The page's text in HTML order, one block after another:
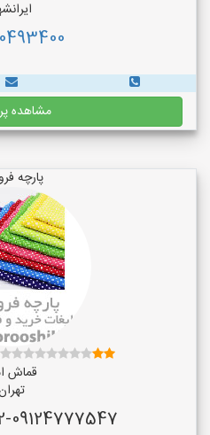
مشاهده
پارچه
قماش
09124777547